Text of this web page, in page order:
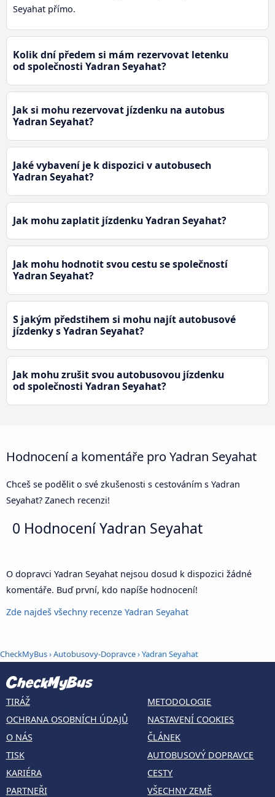
Seyahat přímo.
Kolik dní předem si mám rezervovat letenku
od společnosti Yadran Seyahat?
Jak si mohu rezervovat jízdenku na autobus
Yadran Seyahat?
Jaké vybavení je k dispozici v autobusech
Yadran Seyahat?
Jak mohu zaplatit jízdenku Yadran Seyahat?
Jak mohu hodnotit svou cestu se společností
Yadran Seyahat?
S jakým předstihem si mohu najít autobusové
jízdenky s Yadran Seyahat?
Jak mohu zrušit svou autobusovou jízdenku
od společnosti Yadran Seyahat?
Hodnocení a komentáře pro Yadran Seyahat
Chceš se podělit o své zkušenosti s cestováním s Yadran
Seyahat? Zanech recenzi!
0 HodnoceníYadran Seyahat
O dopravci Yadran Seyahat nejsou dosud k dispozici žádné
komentáře. Buď první, kdo napíše hodnocení!
Zde najdeš všechny recenze Yadran Seyahat
CheckMyBus›Autobusovy-Dopravce› Yadran Seyahat
TIRÁŽ
OCHRANA OSOBNÍCH ÚDAJŮ
O NÁS
TISK
KARIÉRA
PARTNEŘI
METODOLOGIE
NASTAVENÍ COOKIES
ČLÁNEK
AUTOBUSOVÝ DOPRAVCE
CESTY
VŠECHNY ZEMĚ